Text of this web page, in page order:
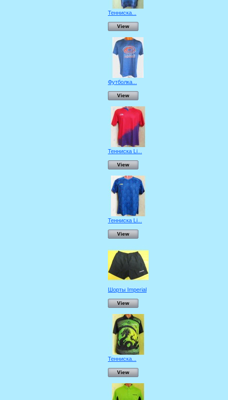
Тенниска...
View
Футболка...
View
Тенниска Li...
View
Тенниска Li...
View
Шорты Imperial
View
Тенниска...
View